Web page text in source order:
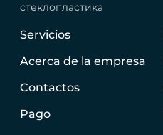
стеклопластика
Servicios
Acerca de la empresa
Contactos
Pago